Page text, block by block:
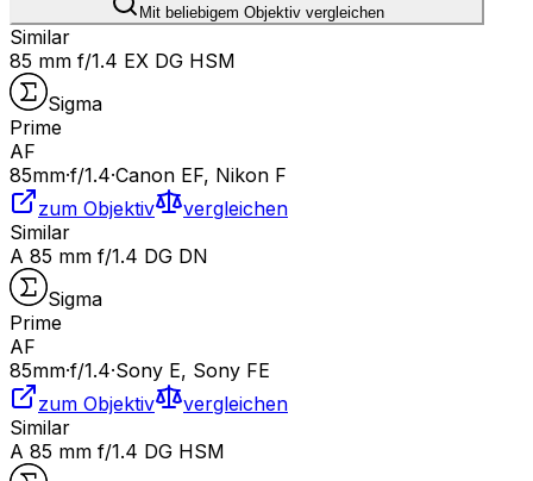
Mit beliebigem Objektiv vergleichen
Similar
85 mm f/1.4 EX DG HSM
Sigma
Prime
AF
85mm·f/1.4·Canon EF, Nikon F
zum Objektiv
vergleichen
Similar
A 85 mm f/1.4 DG DN
Sigma
Prime
AF
85mm·f/1.4·Sony E, Sony FE
zum Objektiv
vergleichen
Similar
A 85 mm f/1.4 DG HSM